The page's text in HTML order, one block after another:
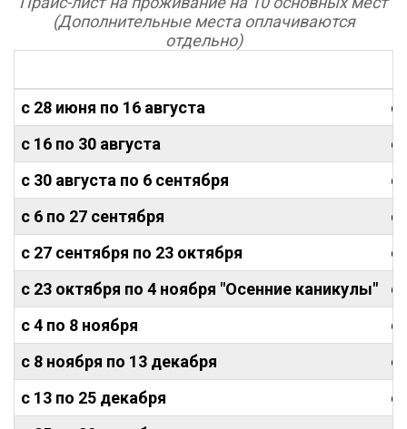
(Дополнительные местаоплачиваются
отдельно)
с 28 июня по 16 августа
с 16 по 30 августа
с 30 августа по 6 сентября
с 6 по 27 сентября
с 27 сентября по 23 октября
с 23 октября по 4 ноября "Осенние каникулы"
с 4 по 8 ноября
с 8 ноября по 13 декабря
с 13 по 25 декабря